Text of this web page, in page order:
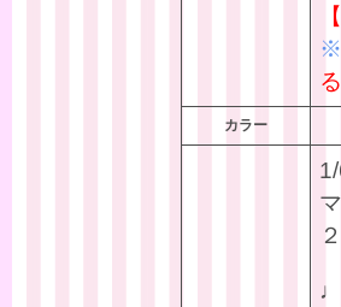
※
カラー